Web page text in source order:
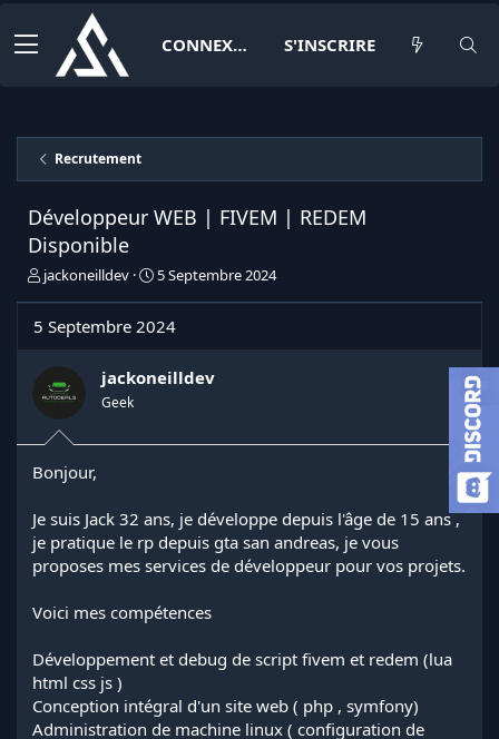
CONNEXION S'INSCRIRE
Recrutement
Développeur WEB | FIVEM | REDEM
Disponible
I
a
t
e
u
d
l
d
i
c
s
s
i
o
n
jackoneilldev
D
e
e
5 Septembre 2024
5 Septembre 2024
jackoneilldev
Geek
Bonjour,
Je suis Jack 32 ans, je développe depuis l'âge de 15 ans ,
je pratique le rp depuis gta san andreas, je vous
proposes mes services de développeur pour vos projets.
Voici mes compétences
Développement et debug de script fivem et redem (lua
html css js )
Conception intégral d'un site web ( php , symfony)
Administration de machine linux ( configuration de